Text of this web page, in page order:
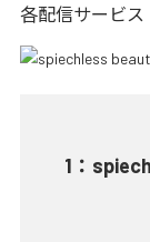
各配信サービス
1 ：